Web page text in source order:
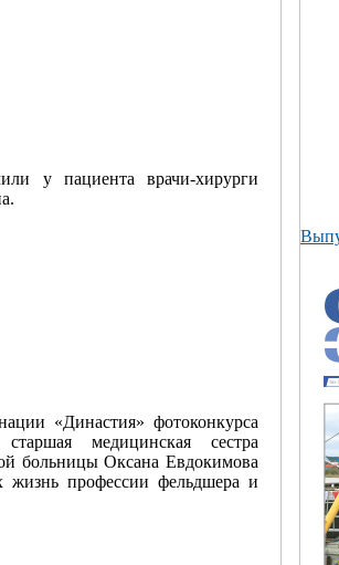
у пациента врачи-хирурги
«Династия» фотоконкурса
медицинская сестра
больницы Оксана Евдокимова
жизнь профессии фельдшера и